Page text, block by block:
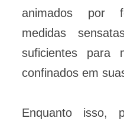
animados por
medidas
suficientes para
confinados em
Enquanto isso,